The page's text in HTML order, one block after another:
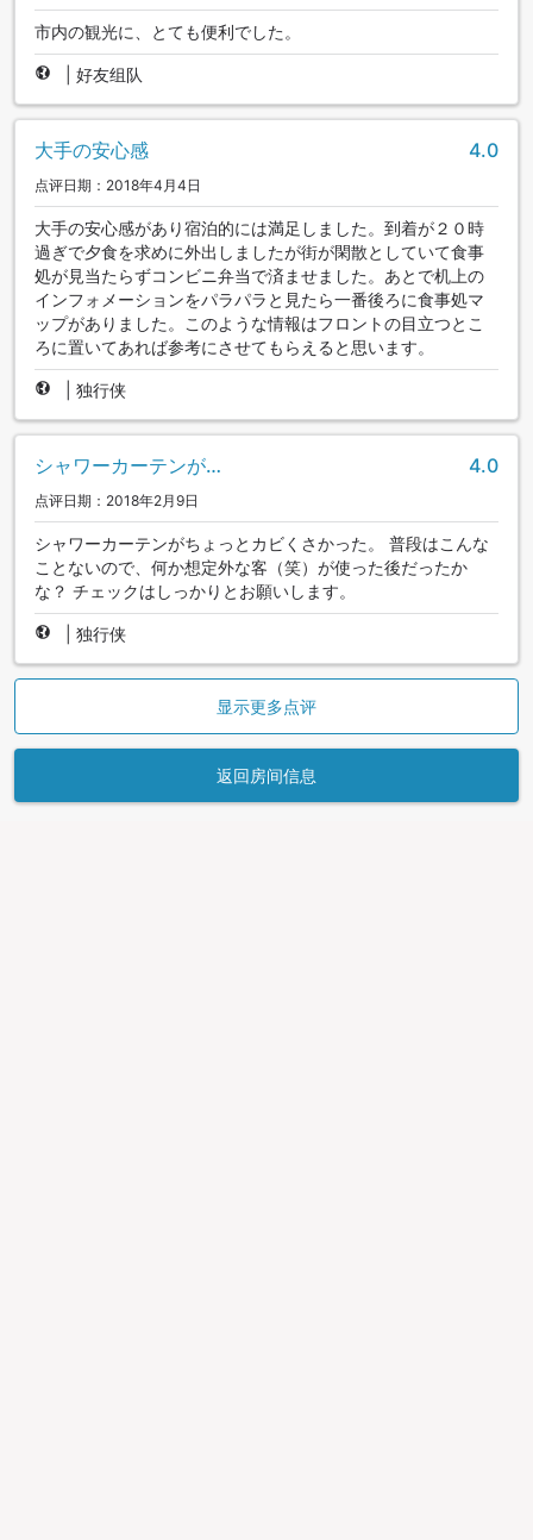
市内の観光に、とても便利でした。
好友组队
大手の安心感 4.0
点评日期：2018年4月4日
大手の安心感があり宿泊的には満足しました。到着が２０時
過ぎで夕食を求めに外出しましたが街が閑散としていて食事
処が見当たらずコンビニ弁当で済ませました。あとで机上の
インフォメーションをパラパラと見たら一番後ろに食事処マ
ップがありました。このような情報はフロントの目立つとこ
ろに置いてあれば参考にさせてもらえると思います。
独行侠
シャワーカーテンが… 4.0
点评日期：2018年2月9日
シャワーカーテンがちょっとカビくさかった。 普段はこんな
ことないので、何か想定外な客（笑）が使った後だったか
な？ チェックはしっかりとお願いします。
独行侠
显示更多点评
返回房间信息